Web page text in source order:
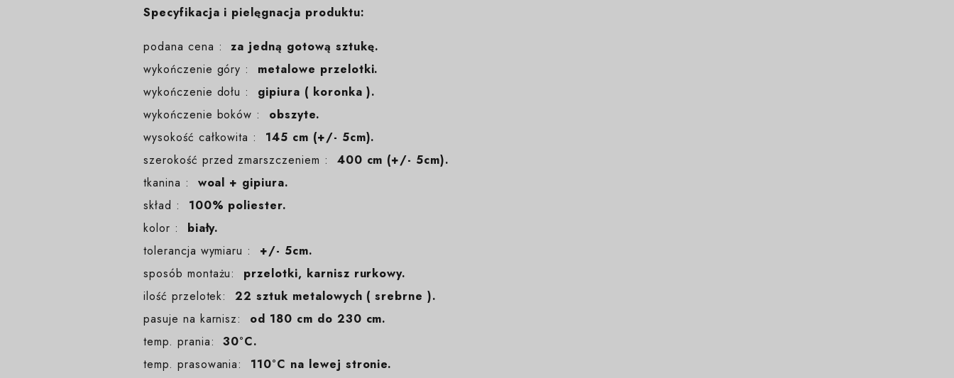
Specyfikacja i pielęgnacja produktu:
podana cena :za jedną gotową sztukę.
wykończenie góry :
metalowe przelotki.
wykończenie dołu : gipiura ( koronka ).
wykończenie boków : obszyte.
wysokość całkowita : 145 cm (+/- 5cm).
szerokość przed zmarszczeniem : 400 cm (+/- 5cm).
tkanina : woal + gipiura.
skład : 100% poliester.
kolor : biały.
tolerancja wymiaru :
+/- 5cm.
sposób montażu: przelotki, karnisz rurkowy.
ilość przelotek:
22 sztuk metalowych ( srebrne ).
pasuje na karnisz: od 180 cm do 230 cm.
temp. prania:30°C.
temp. prasowania: 110°C na lewej stronie.